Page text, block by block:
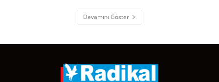
Devamını Göster